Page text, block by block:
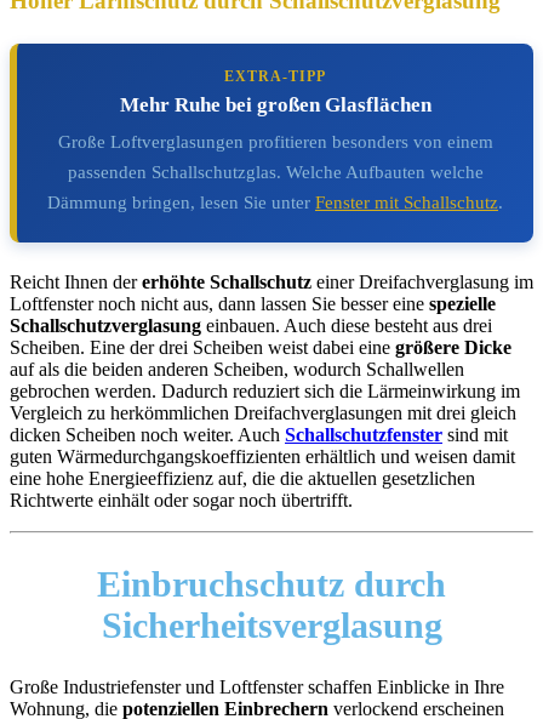
EXTRA-TIPP
Mehr Ruhe bei großen Glasflächen
Große Loftverglasungen profitieren besonders von einem
passenden Schallschutzglas. Welche Aufbauten welche
Dämmung bringen, lesen Sie unter Fenster mit Schallschutz.
Reicht Ihnen dererhöhte Schallschutz einer Dreifachverglasung im
Loftfenster noch nicht aus, dann lassen Sie besser eine spezielle
Schallschutzverglasung einbauen. Auch diese besteht aus drei
Scheiben. Eine der drei Scheiben weist dabei eine größere Dicke
auf als die beiden anderen Scheiben, wodurch Schallwellen
gebrochen werden. Dadurch reduziert sich die Lärmeinwirkung im
Vergleich zu herkömmlichen Dreifachverglasungen mit drei gleich
dicken Scheiben noch weiter. Auch Schallschutzfenster sind mit
guten Wärmedurchgangskoeffizienten erhältlich und weisen damit
eine hohe Energieeffizienz auf, die die aktuellen gesetzlichen
Richtwerte einhält oder sogar noch übertrifft.
Einbruchschutz durch
Sicherheitsverglasung
Große Industriefenster und Loftfenster schaffen Einblicke in Ihre
Wohnung, die potenziellen Einbrechern verlockend erscheinen